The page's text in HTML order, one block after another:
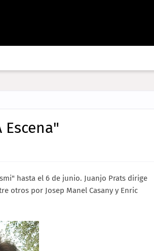
hasta el 6 de junio. Juanjo Prats dirige
otros por Josep Manel Casany y Enric